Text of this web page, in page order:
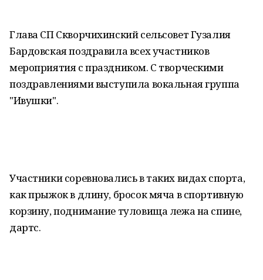
Глава СП Скворчихинский сельсовет Гузалия
Бардовская поздравила всех участников
мероприятия с праздником. С творческими
поздравлениями выступила вокальная группа
"Ивушки".
Участники соревновались в таких видах спорта,
как прыжок в длину, бросок мяча в спортивную
корзину, поднимание туловища лежа на спине,
дартс.